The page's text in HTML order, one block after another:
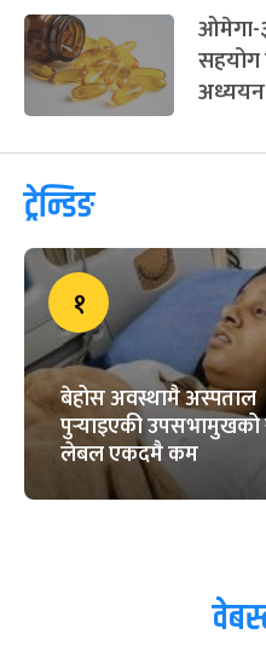
ओमेगा-
सहयोग
अध्ययन
ट्रेन्डिङ
१
बेहोस अवस्थामै अस्पताल
पुर्‍याइएकी
लेबल एकदमै कम